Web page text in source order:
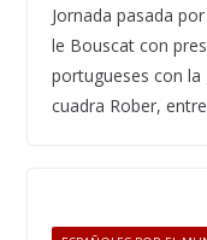
Jornada pasada
le Bouscat con
portugueses con la
cuadra Rober,